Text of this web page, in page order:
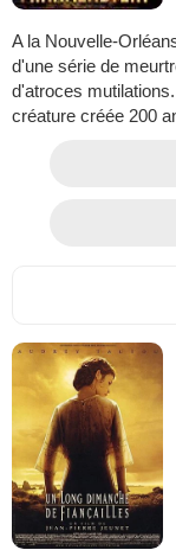
A la Nouvelle-
d'une série de
d'atroces
créature créée 200